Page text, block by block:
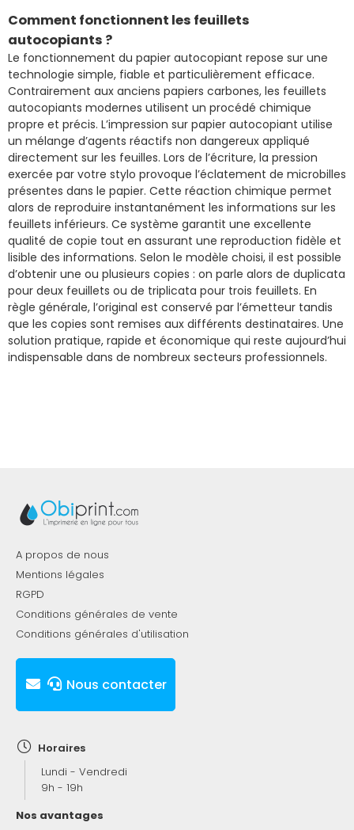
Comment fonctionnent les feuillets
autocopiants ?
Le fonctionnement du papier autocopiant repose sur une
technologie simple, fiable et particulièrement efficace.
Contrairement aux anciens papiers carbones, les feuillets
autocopiants modernes utilisent un procédé chimique
propre et précis. L’impression sur papier autocopiant utilise
un mélange d’agents réactifs non dangereux appliqué
directement sur les feuilles. Lors de l’écriture, la pression
exercée par votre stylo provoque l’éclatement de microbilles
présentes dans le papier. Cette réaction chimique permet
alors de reproduire instantanément les informations sur les
feuillets inférieurs. Ce système garantit une excellente
qualité de copie tout en assurant une reproduction fidèle et
lisible des informations. Selon le modèle choisi, il est possible
d’obtenir une ou plusieurs copies : on parle alors de duplicata
pour deux feuillets ou de triplicata pour trois feuillets. En
règle générale, l’original est conservé par l’émetteur tandis
que les copies sont remises aux différents destinataires. Une
solution pratique, rapide et économique qui reste aujourd’hui
indispensable dans de nombreux secteurs professionnels.
A propos de nous
Mentions légales
RGPD
Conditions générales de vente
Conditions générales d'utilisation
Nous contacter
Horaires
Lundi - Vendredi
9h - 19h
Nos avantages